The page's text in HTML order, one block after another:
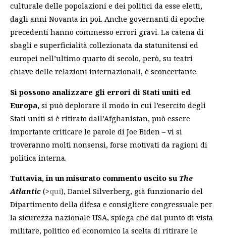
culturale delle popolazioni e dei politici da esse eletti,
dagli anni Novanta in poi. Anche governanti di epoche
precedenti hanno commesso errori gravi. La catena di
sbagli e superficialità collezionata da statunitensi ed
europei nell’ultimo quarto di secolo, però, su teatri
chiave delle relazioni internazionali, è sconcertante.
Si possono analizzare gli errori di Stati uniti ed
Europa, si può deplorare il modo in cui l’esercito degli
Stati uniti si è ritirato dall’Afghanistan, può essere
importante criticare le parole di Joe Biden – vi si
troveranno molti nonsensi, forse motivati da ragioni di
politica interna.
Tuttavia, in un misurato commento uscito su The
Atlantic (>qui), Daniel Silverberg, già funzionario del
Dipartimento della difesa e consigliere congressuale per
la sicurezza nazionale USA, spiega che dal punto di vista
militare, politico ed economico la scelta di ritirare le